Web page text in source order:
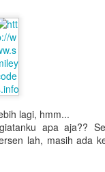
lagi, hmm...
apa aja??
lah, masih ada